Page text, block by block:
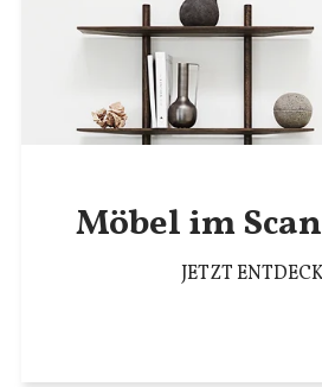
Möbel im
JETZT